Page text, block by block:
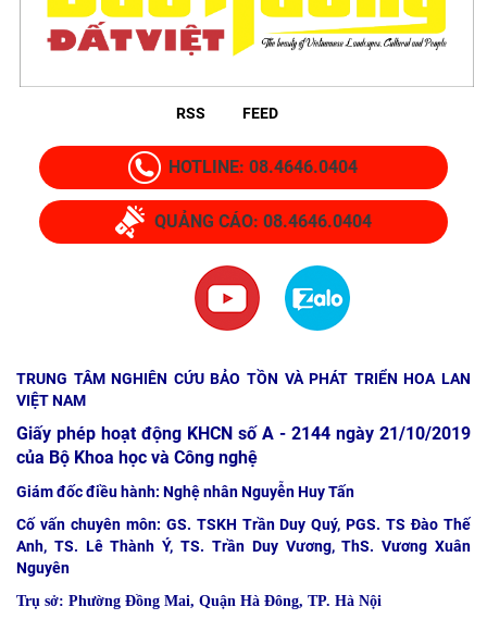
RSS FEED
HOTLINE: 08.4646.0404
QUẢNG CÁO: 08.4646.0404
TRUNG TÂM NGHIÊN CỨU BẢO TỒN VÀ PHÁT TRIỂN HOA LAN
VIỆT NAM
Giấy phép hoạt động KHCN số A - 2144 ngày 21/10/2019
của Bộ Khoa học và Công nghệ
Giám đốc điều hành: Nghệ nhân Nguyễn Huy Tấn
Cố vấn chuyên môn: GS. TSKH Trần Duy Quý, PGS. TS Đào Thế
Anh, TS. Lê Thành Ý, TS. Trần Duy Vương, ThS. Vương Xuân
Nguyên
Trụ sở: Phường Đồng Mai, Quận Hà Đông, TP. Hà Nội